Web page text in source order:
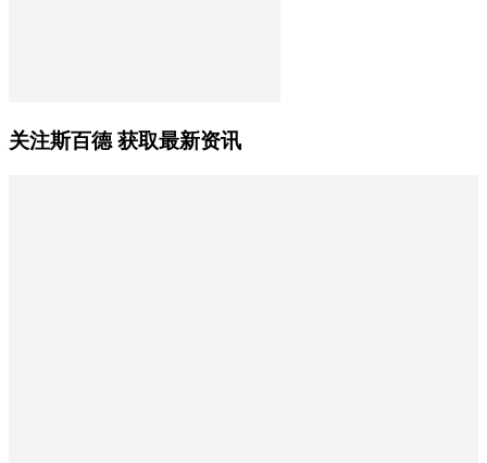
关注斯百德 获取最新资讯